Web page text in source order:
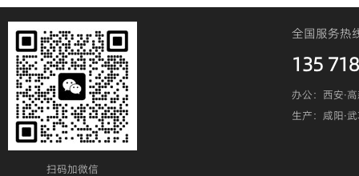
扫码加微信​
全国服务热
135
办公：西安·
生产：咸阳·